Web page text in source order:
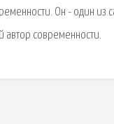
Он - один из
современности.